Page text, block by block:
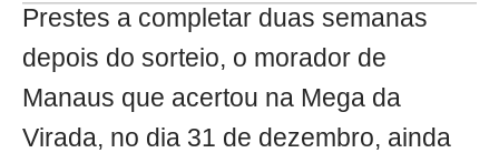
Prestes a completar duas semanas
depois do sorteio, o morador de
Manaus que acertou na Mega da
Virada, no dia 31 de dezembro, ainda